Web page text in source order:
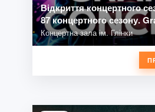
Відкриття концертного
87 концертного сезону.
Концертна зала ім. Глінки